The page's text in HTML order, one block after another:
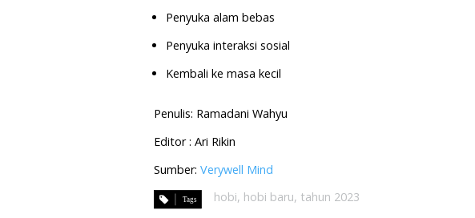
Penyuka alam bebas
Penyuka interaksi sosial
Kembali ke masa kecil
Penulis: Ramadani Wahyu
Editor : Ari Rikin
Sumber: Verywell Mind
hobi, hobi baru, tahun 2023